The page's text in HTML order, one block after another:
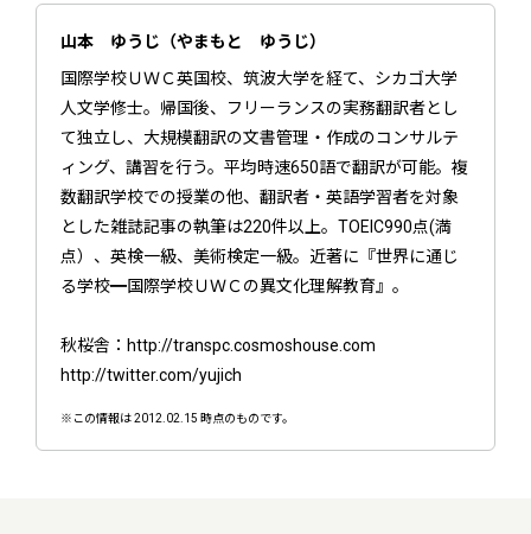
山本 ゆうじ（やまもと ゆうじ）
国際学校ＵＷＣ英国校、筑波大学を経て、シカゴ大学
人文学修士。帰国後、フリーランスの実務翻訳者とし
て独立し、大規模翻訳の文書管理・作成のコンサルテ
ィング、講習を行う。平均時速650語で翻訳が可能。複
数翻訳学校での授業の他、翻訳者・英語学習者を対象
とした雑誌記事の執筆は220件以上。TOEIC990点(満
点）、英検一級、美術検定一級。近著に『世界に通じ
る学校━国際学校ＵＷＣの異文化理解教育』。
秋桜舎：http://transpc.cosmoshouse.com
http://twitter.com/yujich
※この情報は 2012.02.15 時点のものです。